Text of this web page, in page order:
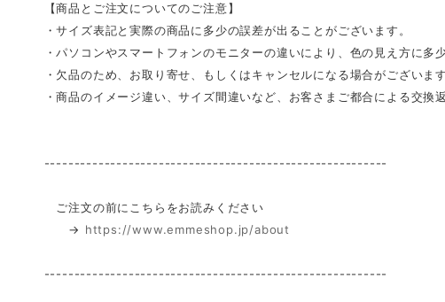
【商品とご注文についてのご注意】
・サイズ表記と実際の商品に多少の誤差が出ることがございます。
・パソコンやスマートフォンのモニターの違いにより、色の見え方に多
・欠品のため、お取り寄せ、もしくはキャンセルになる場合がございま
・商品のイメージ違い、サイズ間違いなど、お客さまご都合による交換
---------------------------------------------------------
ご注文の前にこちらをお読みください
→ https://www.emmeshop.jp/about
---------------------------------------------------------